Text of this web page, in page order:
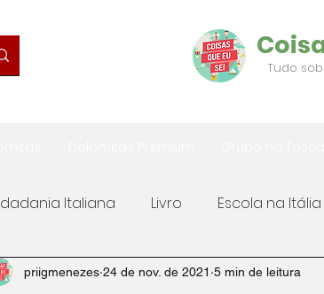
Tudo
Italiana Livro Escola na Itália
Viagem Fotografia Latest
priigmenezes 24 de nov. de 2021 5 min de leitura